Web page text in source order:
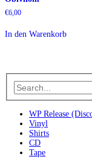
€6,00
In den Warenkorb
WP Release
Vinyl
Shirts
CD
Tape